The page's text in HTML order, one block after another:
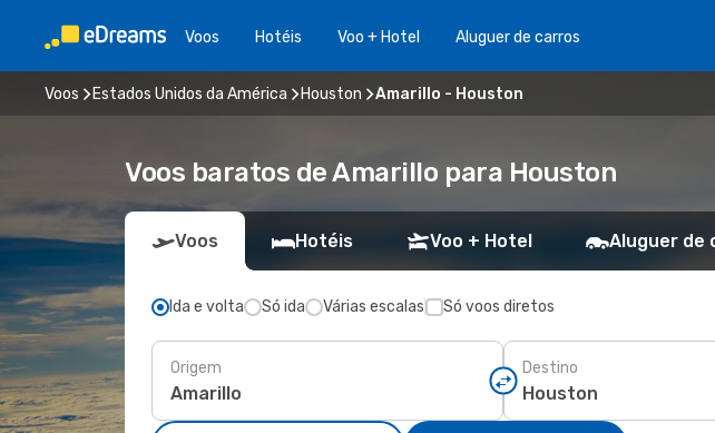
Voos Hotéis Voo + Hotel Aluguer de carros
Voos Estados Unidos da América Houston Amarillo - Houston
Voos baratos de Amarillo para Houston
Voos Hotéis Voo + Hotel Aluguer de
Ida e volta Só ida Várias escalas Só voos diretos
Origem Destino